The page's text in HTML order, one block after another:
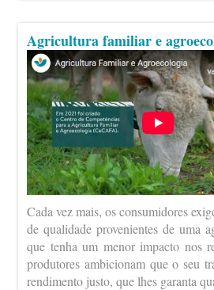
Agricultura familiar e
Cada vez mais, os consumidores
de qualidade provenientes de uma
que tenha um menor impacto nos
produtores ambicionam que o seu
rendimento justo, que lhes garanta